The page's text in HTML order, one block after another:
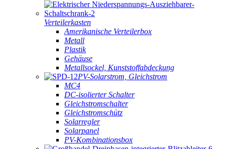
Verteilerkasten
Amerikanische Verteilerbox
Metall
Plastik
Gehäuse
Metallsockel, Kunststoffabdeckung
PV-Solarstrom, Gleichstrom
MC4
DC-isolierter Schalter
Gleichstromschalter
Gleichstromschütz
Solarregler
Solarpanel
PV-Kombinationsbox